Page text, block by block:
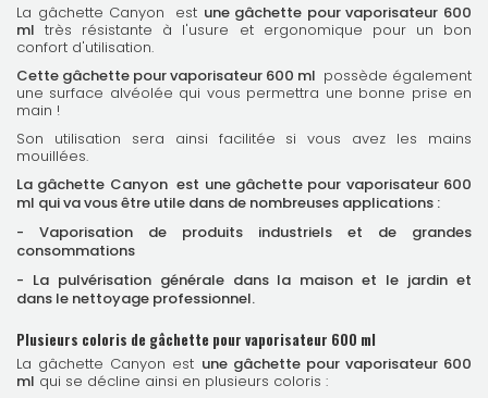
La gâchette Canyon est une gâchette pour vaporisateur 600
ml très résistante à l'usure et ergonomique pour un bon
confort d'utilisation.
Cette gâchette pour vaporisateur 600 ml possède également
une surface alvéolée qui vous permettra une bonne prise en
main !
Son utilisation sera ainsi facilitée si vous avez les mains
mouillées.
La gâchette Canyonest une gâchette pour vaporisateur 600
ml qui va vous être utile dans de nombreuses applications :
- Vaporisation de produits industriels et de grandes
consommations
- La pulvérisation générale dans la maison et le jardin et
dans le nettoyage professionnel.
Plusieurs coloris de gâchette pour vaporisateur 600 ml
La gâchette Canyon est une gâchette pour vaporisateur 600
ml qui se décline ainsi en plusieurs coloris :